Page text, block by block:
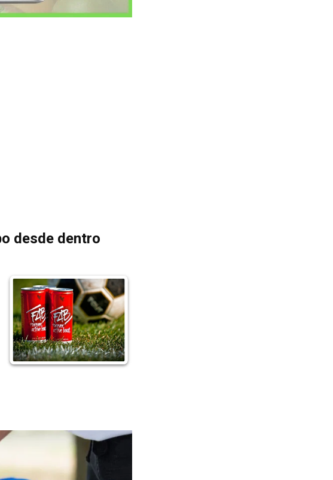
desde dentro